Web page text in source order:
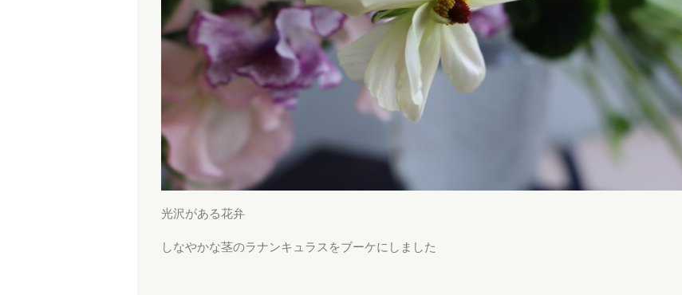
光沢がある花弁
しなやかな茎のラナンキュラスをブーケにしました